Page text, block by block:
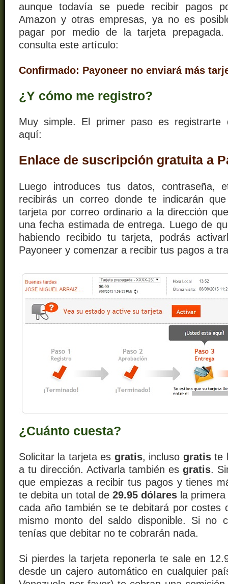
aunque todavía se puede recibir pagos
Amazon y otras empresas, ya no es
pagar por medio de la tarjeta
consulta este artículo:
Confirmado: Payoneer no enviará más
¿Y cómo me registro?
Muy simple. El primer paso es registrarte
aquí:
Enlace de suscripción gratuita a
Luego introduces tus datos, contraseña,
recibirás un correo donde te indicarán
tarjeta por correo ordinario a la dirección
una fecha estimada de entrega. Luego de
habiendo recibido tu tarjeta, podrás
Payoneer y comenzar a recibir tus pagos a
¿Cuánto cuesta?
Solicitar la tarjeta es gratis, incluso gratiste
a tu dirección. Activarla también es gratis.
que empiezas a recibir tus pagos y tienes
te debita un total de 29.95 dólares la
cada año también se te debitará por costes
mismo monto del saldo disponible. Si no
tenías que debitar no te cobrarán nada.
Si pierdes la tarjeta reponerla te sale en
desde un cajero automático en cualquier